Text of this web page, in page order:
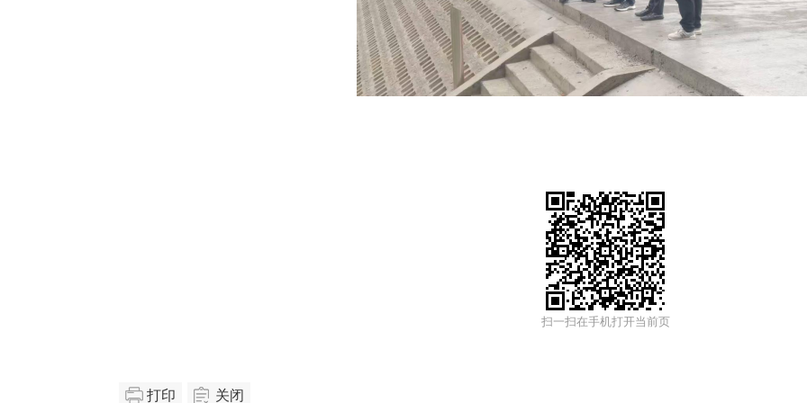
扫一扫在手机打开当前页
打印 关闭